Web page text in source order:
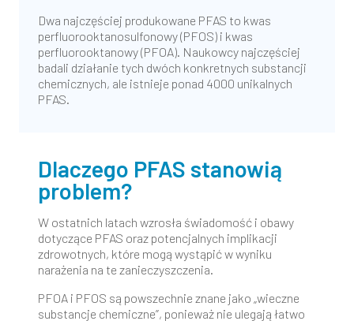
Dwa najczęściej produkowane PFAS to kwas
perfluorooktanosulfonowy (PFOS) i kwas
perfluorooktanowy (PFOA). Naukowcy najczęściej
badali działanie tych dwóch konkretnych substancji
chemicznych, ale istnieje ponad 4000 unikalnych
PFAS.
Dlaczego PFAS stanowią
problem?
W ostatnich latach wzrosła świadomość i obawy
dotyczące PFAS oraz potencjalnych implikacji
zdrowotnych, które mogą wystąpić w wyniku
narażenia na te zanieczyszczenia.
PFOA i PFOS są powszechnie znane jako „wieczne
substancje chemiczne”, ponieważ nie ulegają łatwo